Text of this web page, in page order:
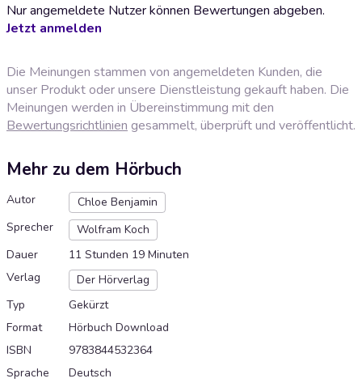
Nur angemeldete Nutzer können Bewertungen abgeben.
Jetzt anmelden
Die Meinungen stammen von angemeldeten Kunden, die
unser Produkt oder unsere Dienstleistung gekauft haben. Die
Meinungen werden in Übereinstimmung mit den
Bewertungsrichtlinien gesammelt, überprüft und veröffentlicht.
Mehr zu dem Hörbuch
Autor
Chloe Benjamin
Sprecher
Wolfram Koch
Dauer
11 Stunden 19 Minuten
Verlag
Der Hörverlag
Typ
Gekürzt
Format
Hörbuch Download
ISBN
9783844532364
Sprache
Deutsch